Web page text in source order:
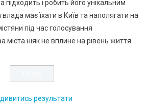
підходить і робить його унікальним
має їхати в Київ та наполягати на
під час голосування
міста ніяк не вплине на рівень життя
результати